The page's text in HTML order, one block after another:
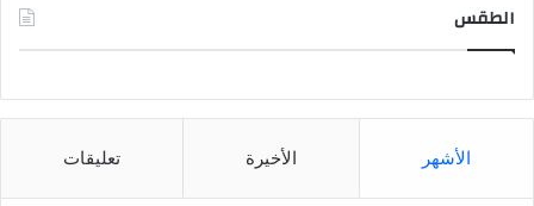
الطقس
الأشهر الأخيرة تعليقات